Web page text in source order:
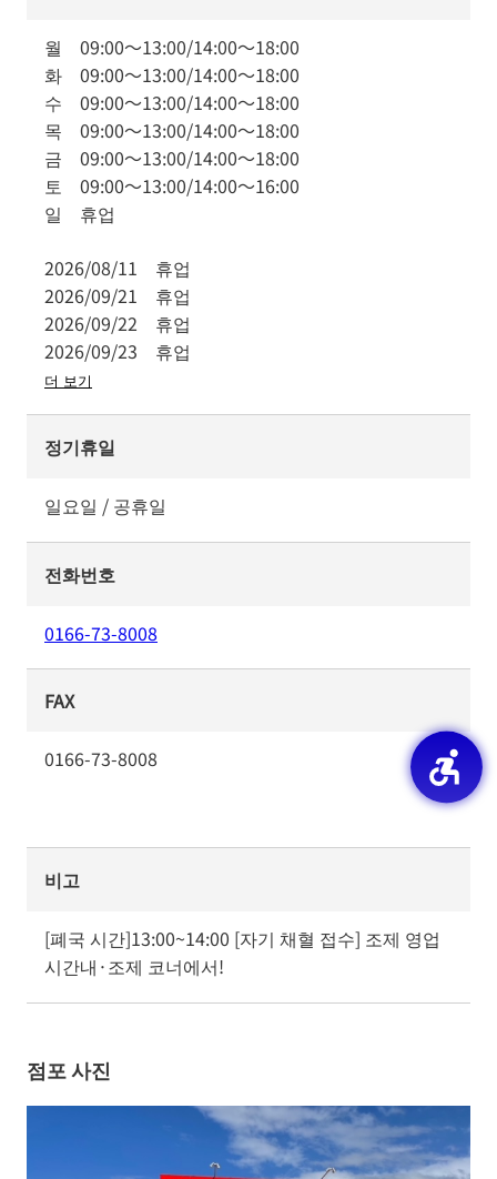
월 09:00～13:00/14:00～18:00
화 09:00～13:00/14:00～18:00
수 09:00～13:00/14:00～18:00
목 09:00～13:00/14:00～18:00
금 09:00～13:00/14:00～18:00
토 09:00～13:00/14:00～16:00
일 휴업
2026/08/11 휴업
2026/09/21 휴업
2026/09/22 휴업
2026/09/23 휴업
더 보기
정기휴일
일요일 / 공휴일
전화번호
0166-73-8008
FAX
0166-73-8008
비고
[폐국 시간]13:00~14:00 [자기 채혈 접수] 조제 영업
시간내·조제 코너에서!
점포 사진